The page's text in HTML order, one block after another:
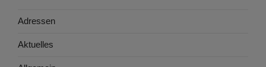
Adressen
Aktuelles